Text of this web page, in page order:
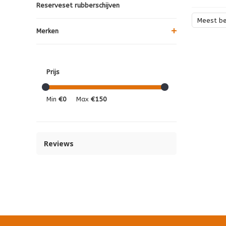
Reserveset rubberschijven
Merken
Prijs
Min €0 Max €150
Reviews
Meest